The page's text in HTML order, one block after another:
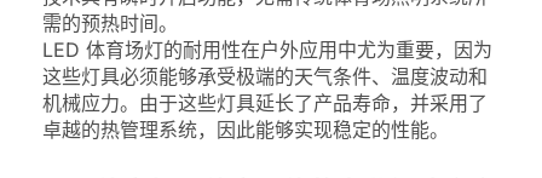
需的预热时间。
LED 体育场灯的耐用性在户外应用中尤为重要，因为
这些灯具必须能够承受极端的天气条件、温度波动和
机械应力。由于这些灯具延长了产品寿命，并采用了
卓越的热管理系统，因此能够实现稳定的性能。